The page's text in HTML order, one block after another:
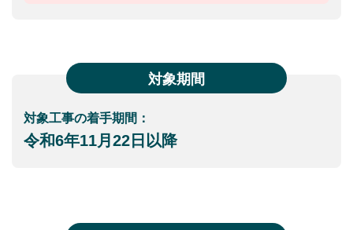
対象期間
対象工事の着手期間：
令和6年11月22日以降